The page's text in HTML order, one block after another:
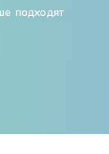
подходят